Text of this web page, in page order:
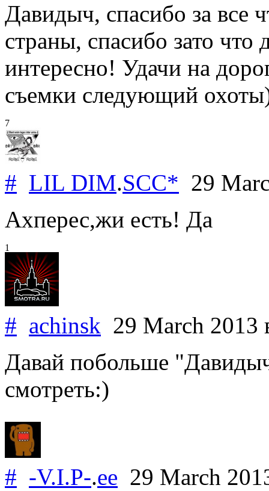
Давидыч, спасибо за все
страны, спасибо зато что
интересно! Удачи на
съемки следующий
7
# LIL DIM.SCC* 29
Ахперес,жи есть! Да
1
# achinsk 29 March 2013
Давай побольше
смотреть:)
# -V.I.P-.ee 29 March